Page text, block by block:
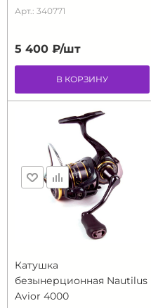
Арт.: 340771
5 400 ₽/шт
В КОРЗИНУ
Катушка
безынерционная Nautilus
Avior 4000